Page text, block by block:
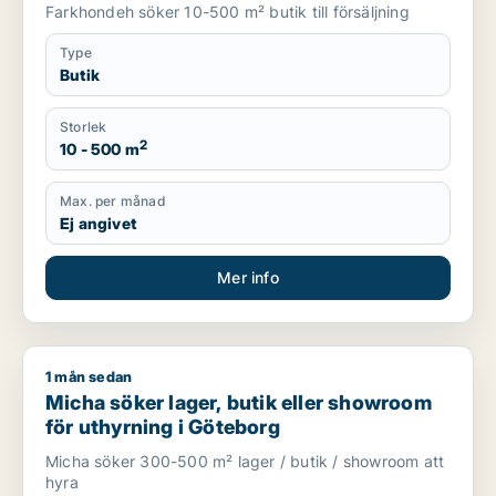
Farkhondeh söker 10-500 m² butik till försäljning
Type
Butik
Storlek
10 - 500 m2
Max. per månad
Ej angivet
Mer info
Micha söker lager, butik eller showroom för uthyrning i
1 mån sedan
Micha söker lager, butik eller showroom
för uthyrning i Göteborg
Micha söker 300-500 m² lager / butik / showroom att
hyra